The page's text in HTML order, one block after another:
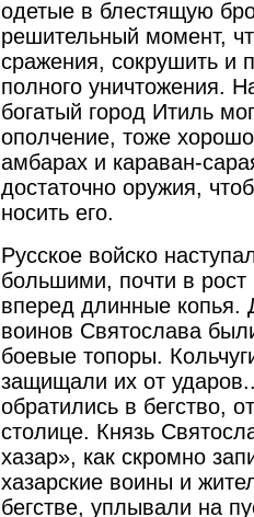
одетые в блестящую
решительный момент,
сражения, сокрушить и
полного уничтожения.
богатый город Итиль
ополчение, тоже
амбарах и караван-
достаточно оружия,
носить его.
Русское войско
большими, почти в
вперед длинные копья.
воинов Святослава
боевые топоры.
защищали их от
обратились в бегство,
столице. Князь
хазар», как скромно
хазарские воины и
бегстве, уплывали на